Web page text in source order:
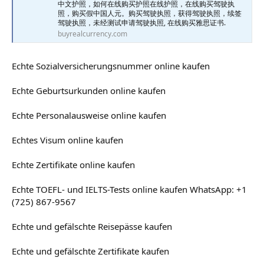
中文护照，如何在线购买护照在线护照，在线购买驾驶执
照，购买假中国人元。购买驾驶执照，获得驾驶执照，续签
驾驶执照，未经测试申请驾驶执照, 在线购买雅思证书.
buyrealcurrency.com
Echte Sozialversicherungsnummer online kaufen
Echte Geburtsurkunden online kaufen
Echte Personalausweise online kaufen
Echtes Visum online kaufen
Echte Zertifikate online kaufen
Echte TOEFL- und IELTS-Tests online kaufen WhatsApp: +1
(725) 867-9567
Echte und gefälschte Reisepässe kaufen
Echte und gefälschte Zertifikate kaufen